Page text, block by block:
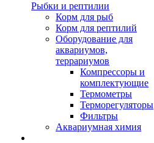
Рыбки и рептилии
Корм для рыб
Корм для рептилий
Оборудование для
аквариумов,
террариумов
Компрессоры и
комплектующие
Термометры
Терморегуляторы
Фильтры
Аквариумная химия